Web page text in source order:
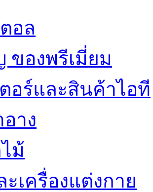
อล
ของพรีเมี่ยม
อร์และสินค้าไอที
อาง
ม้
ะเครื่องแต่งกาย